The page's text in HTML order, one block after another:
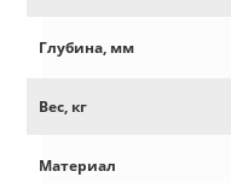
Глубина, мм
Вес, кг
Материал